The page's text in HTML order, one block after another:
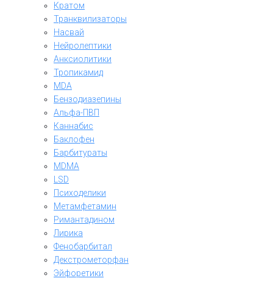
Кратом
Транквилизаторы
Насвай
Нейролептики
Анксиолитики
Тропикамид
MDA
Бензодиазепины
Альфа-ПВП
Каннабис
Баклофен
Барбитураты
MDMA
LSD
Психоделики
Метамфетамин
Римантадином
Лирика
Фенобарбитал
Декстрометорфан
Эйфоретики